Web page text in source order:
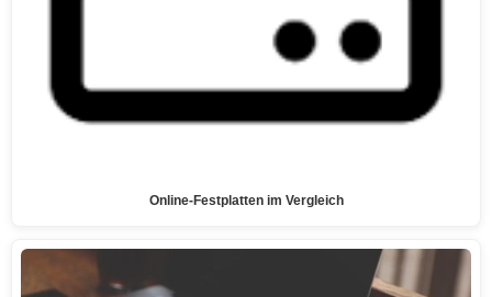
Online-Festplatten im Vergleich